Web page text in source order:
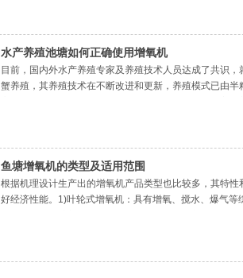
水产养殖池塘如何正确使用增氧机
目前，国内外水产养殖专家及养殖技术人员达成了共识
蟹养殖，其养殖技术在不断改进和更新，养殖模式已由
鱼塘增氧机的类型及适用范围
根据机理设计生产出的增氧机产品类型也比较多，其特
好经济性能。1)叶轮式增氧机：具有增氧、搅水、爆气